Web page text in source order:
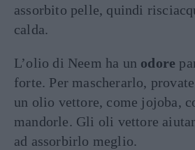
assorbito pelle, quindi
calda.
L’olio di Neem ha un odore
forte. Per mascherarlo,
un olio vettore, come jojoba,
mandorle. Gli oli vettore
ad assorbirlo meglio.